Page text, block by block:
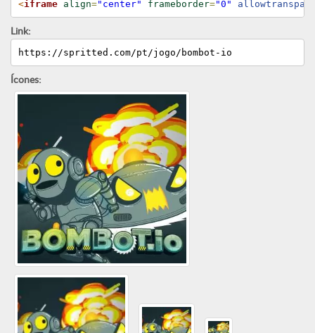
<iframe align="center" frameborder="0"
Link:
https://spritted.com/pt/jogo/bombot-io
Ícones: